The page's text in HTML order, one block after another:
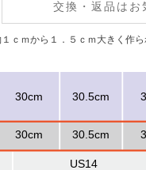
交換・返品はお
ｍから１．５ｃｍ大きく作ら